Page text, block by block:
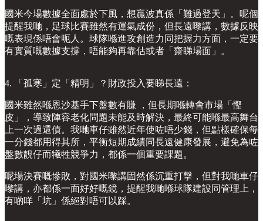
國米今場數據全面處於下風，想贏波真係「難過登天」。呢個
提醒我哋，足球比賽雖然有運氣成份，但長遠嚟講，數據反映
嘅表現係唔會呃人。球隊喺進攻創造力同把握力方面，一定要
有實質嘅數據支撐，唔能夠再靠估或者「齋睇場面」。
4. 「孤寒」定「精明」？財政投入要睇長遠：
國米雖然喺恩沙基手下盤數有賺 ，但長期喺轉會市場「慳
皮」，導致陣容老化問題未能及時解決，最終可能喺最高舞台
上一次過還債。我哋車仔雖然近年使咗唔少錢，但點樣確保每
一分錢都用得其所，平衡短期成績同長遠健康發展，避免為咗
盤數靚仔而犧牲競爭力，都係一個重要課題。
呢場決賽嘅慘敗，對國米嚟講固然係沉重打擊，但對我哋車仔
嚟講，亦都係一面好好嘅鏡，提醒我哋喺球隊建設同管理上，
有啲咩「坑」係絕對唔可以踩。